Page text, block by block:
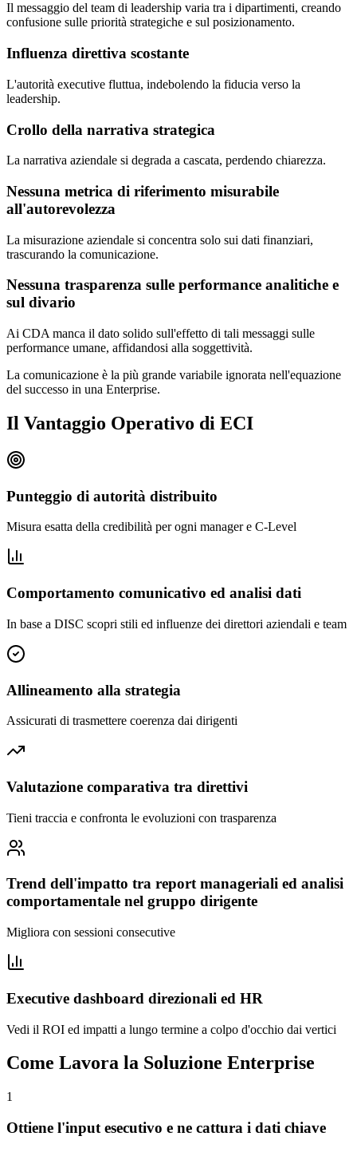
Il messaggio del team di leadership varia tra i dipartimenti, creando
confusione sulle priorità strategiche e sul posizionamento.
Influenza direttiva scostante
L'autorità executive fluttua, indebolendo la fiducia verso la
leadership.
Crollo della narrativa strategica
La narrativa aziendale si degrada a cascata, perdendo chiarezza.
Nessuna metrica di riferimento misurabile
all'autorevolezza
La misurazione aziendale si concentra solo sui dati finanziari,
trascurando la comunicazione.
Nessuna trasparenza sulle performance analitiche e
sul divario
Ai CDA manca il dato solido sull'effetto di tali messaggi sulle
performance umane, affidandosi alla soggettività.
La comunicazione è la più grande variabile ignorata nell'equazione
del successo in una Enterprise.
Il Vantaggio Operativo di ECI
Punteggio di autorità distribuito
Misura esatta della credibilità per ogni manager e C-Level
Comportamento comunicativo ed analisi dati
In base a DISC scopri stili ed influenze dei direttori aziendali e team
Allineamento alla strategia
Assicurati di trasmettere coerenza dai dirigenti
Valutazione comparativa tra direttivi
Tieni traccia e confronta le evoluzioni con trasparenza
Trend dell'impatto tra report manageriali ed analisi
comportamentale nel gruppo dirigente
Migliora con sessioni consecutive
Executive dashboard direzionali ed HR
Vedi il ROI ed impatti a lungo termine a colpo d'occhio dai vertici
Come Lavora la Soluzione Enterprise
1
Ottiene l'input esecutivo e ne cattura i dati chiave